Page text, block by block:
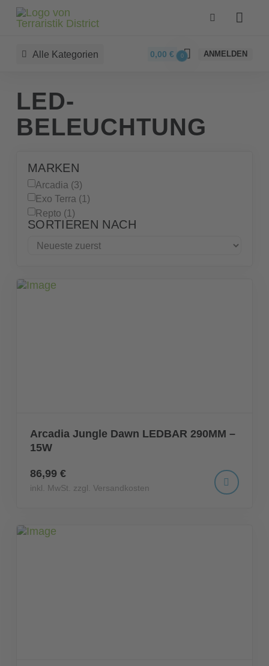
Alle Kategorien 0,00€ 0 ANMELDEN
LED-
BELEUCHTUNG
MARKEN
Arcadia (3)
Exo Terra (1)
Repto (1)
SORTIEREN NACH
Arcadia Jungle Dawn LEDBAR 290MM –
15W
86,99 €
inkl. MwSt. zzgl. Versandkosten